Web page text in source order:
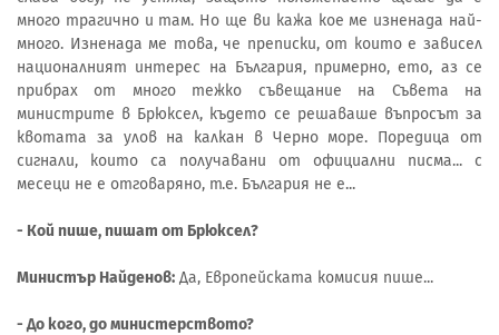
много трагично и там. Но ще ви кажа кое ме изненада най-
много. Изненада ме това, че преписки, от които е зависел
националният интерес на България, примерно, ето, аз се
прибрах от много тежко съвещание на Съвета на
министрите в Брюксел, където се решаваше въпросът за
квотата за улов на калкан в Черно море. Поредица от
сигнали, които са получавани от официални писма... с
месеци не е отговаряно, т.е. България не е...
- Кой пише, пишат от Брюксел?
Министър Найденов: Да, Европейската комисия пише...
- До кого, до министерството?